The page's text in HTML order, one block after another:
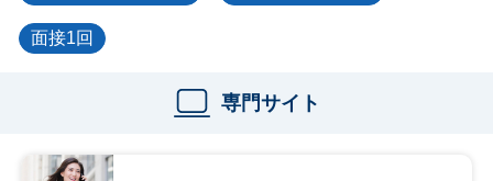
面接1回
専門サイト